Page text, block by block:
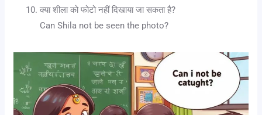
क्या शीला को फोटो नहीं दिखाया जा सकता है?
Can Shila not be seen the photo?